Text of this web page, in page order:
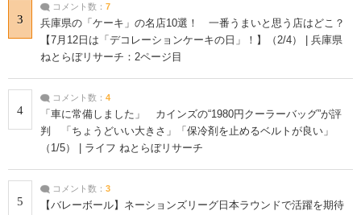
3
コメント数： 7
兵庫県の「ケーキ」の名店10選！ 一番うまいと思う店はどこ？
【7月12日は「デコレーションケーキの日」！】（2/4） | 兵庫県
ねとらぼリサーチ：2ページ目
4
コメント数： 4
「車に常備しました」 カインズの“1980円クーラーバッグ”が評
判 「ちょうどいい大きさ」「保冷剤を止めるベルトが良い」
（1/5） | ライフ ねとらぼリサーチ
5
コメント数： 3
【バレーボール】ネーションズリーグ日本ラウンドで活躍を期待